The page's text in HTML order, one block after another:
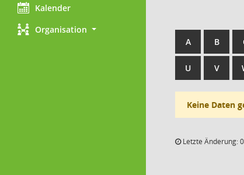
Kalender
Organisation
A B
U V
Keine Daten
Letzte Änderung: